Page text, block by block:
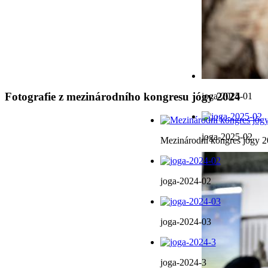
joga-2025-01
joga-2025-02
Fotografie z mezinárodního kongresu jógy 2024
Mezinárodní kongres jógy
joga-2024-02
joga-2024-03
joga-2024-3